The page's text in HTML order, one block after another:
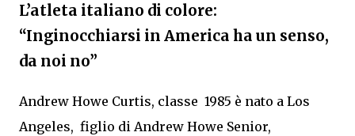
L’atleta italiano di colore:
“Inginocchiarsi in America ha un senso,
da noi no”
Andrew Howe Curtis, classe 1985 è nato a Los
Angeles, figlio di Andrew Howe Senior,